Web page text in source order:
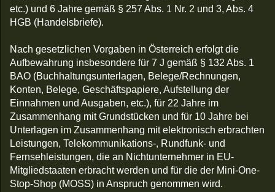
etc.) und 6 Jahre gemäß § 257 Abs. 1 Nr. 2 und 3, Abs. 4
HGB (Handelsbriefe).
Nach gesetzlichen Vorgaben in Österreich erfolgt die
Aufbewahrung insbesondere für 7 J gemäß § 132 Abs. 1
BAO (Buchhaltungsunterlagen, Belege/Rechnungen,
Konten, Belege, Geschäftspapiere, Aufstellung der
Einnahmen und Ausgaben, etc.), für 22 Jahre im
Zusammenhang mit Grundstücken und für 10 Jahre bei
Unterlagen im Zusammenhang mit elektronisch erbrachten
Leistungen, Telekommunikations-, Rundfunk- und
Fernsehleistungen, die an Nichtunternehmer in EU-
Mitgliedstaaten erbracht werden und für die der Mini-One-
Stop-Shop (MOSS) in Anspruch genommen wird.